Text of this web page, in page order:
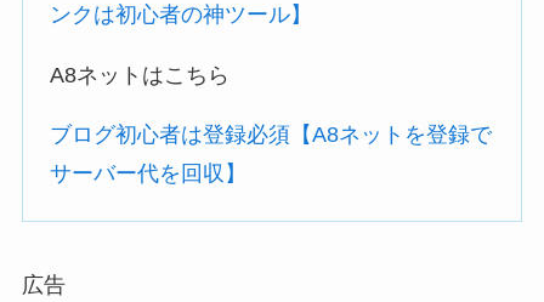
ンクは初心者の神ツール】
A8ネットはこちら
ブログ初心者は登録必須【A8ネットを登録で
サーバー代を回収】
広告